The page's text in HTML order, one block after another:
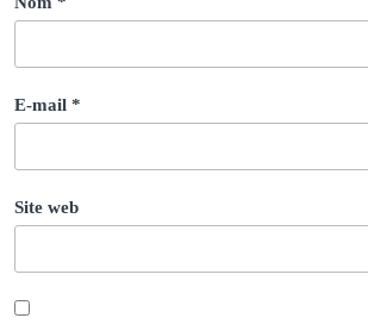
E-mail *
Site web